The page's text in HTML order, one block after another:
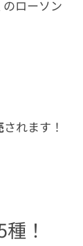
ローソン
されます！
！